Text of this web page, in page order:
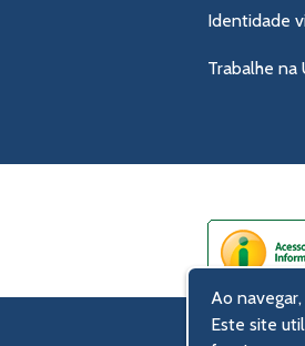
Identidade
Trabalhe na
Ao
Este site